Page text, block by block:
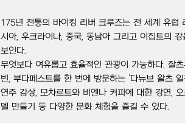
175년 전통의 바이킹 리버 크루즈는 전 세계 유럽
시아, 우크라이나, 중국, 동남아 그리고 이집트의
보인다.
무엇보다 여유롭고 효율적인 관광이 가능하다. 잘
빈, 부다페스트를 한 번에 방문하는 ‘다뉴브 왈츠
연주 감상, 모차르트와 비엔나 커피에 대한 강연,
델 만들기 등 다양한 문화 체험을 즐길 수 있다.